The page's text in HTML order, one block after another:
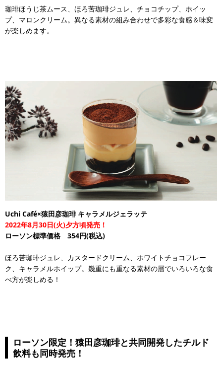
珈琲ほうじ茶ムース、ほろ苦珈琲ジュレ、チョコチップ、ホイッ
プ、マロンクリーム。異なる素材の組み合わせで多彩な食感＆味変
が楽しめます。
Uchi Café×猿田彦珈琲 キャラメルジェラッテ
2022年8月30日(火)夕方頃発売！
ローソン標準価格 354円(税込)
ほろ苦珈琲ジュレ、カスタードクリーム、ホワイトチョコフレー
ク、キャラメルホイップ。幾重にも重なる素材の層でいろいろな食
べ方が楽しめる！
ローソン限定！猿田彦珈琲と共同開発したチルド
飲料も同時発売！